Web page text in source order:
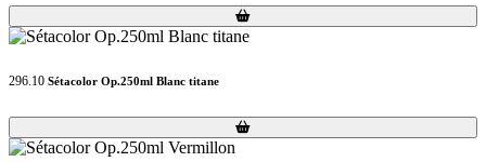
Loading...
Loading...
296.10 Sétacolor Op.250ml Blanc titane
Loading...
Loading...